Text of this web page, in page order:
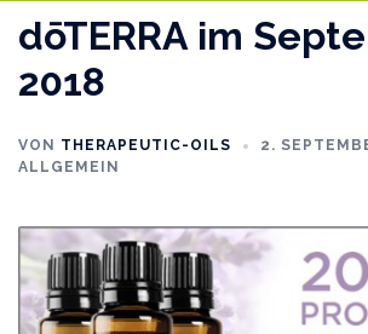
dōTERRA im
2018
VON THERAPEUTIC-OILS
2.
ALLGEMEIN